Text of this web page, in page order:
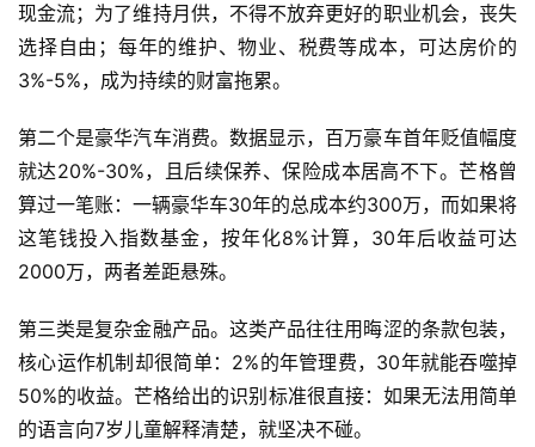
A
I
干
群
运
现金流；为了维持月供，不得不放弃更好的职业机会，丧失
选择自由；每年的维护、物业、税费等成本，可达房价的
3%-5%，成为持续的财富拖累。
第二个是豪华汽车消费。数据显示，百万豪车首年贬值幅度
就达20%-30%，且后续保养、保险成本居高不下。芒格曾
算过一笔账：一辆豪华车30年的总成本约300万，而如果将
这笔钱投入指数基金，按年化8%计算，30年后收益可达
2000万，两者差距悬殊。
第三类是复杂金融产品。这类产品往往用晦涩的条款包装，
核心运作机制却很简单：2%的年管理费，30年就能吞噬掉
50%的收益。芒格给出的识别标准很直接：如果无法用简单
的语言向7岁儿童解释清楚，就坚决不碰。